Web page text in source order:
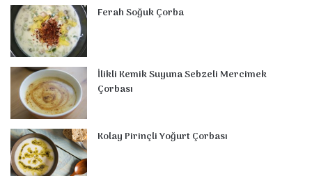
Ferah Soğuk Çorba
İlikli Kemik Suyuna Sebzeli Mercimek
Çorbası
Kolay Pirinçli Yoğurt Çorbası